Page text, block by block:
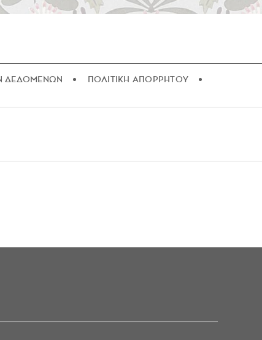
ΔΕΔΟΜΕΝΩΝ
ΠΟΛΙΤΙΚΗ ΑΠΟΡΡΗΤΟΥ